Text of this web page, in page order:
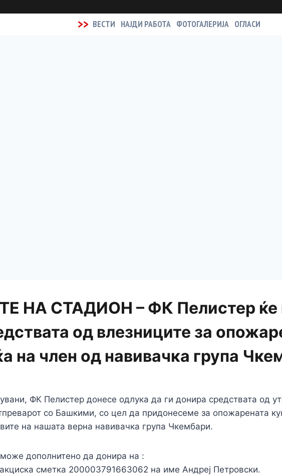
>> ВЕСТИ НАЈДИ РАБОТА ФОТОГАЛЕРИЈА ОГЛАСИ
НА СТАДИОН – ФК Пелистер ќе
од влезниците за
на член од навивачка група
ФК Пелистер донесе одлука да ги донира средствата од
со Башкими, со цел да придонесеме за опожарената
на нашата верна навивачка група Чкембари.
може дополнитено да донира на :
сметка 200003791663062 на име Андреј Петровски.